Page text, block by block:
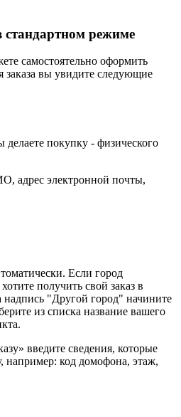
стандартном режиме
самостоятельно оформить
заказа вы увидите следующие
покупку - физического
адрес электронной почты,
Если город
получить свой заказ в
надпись "Другой город" начините
из списка название вашего
введите сведения, которые
например: код домофона, этаж,